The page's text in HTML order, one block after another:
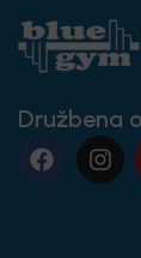
Družbena